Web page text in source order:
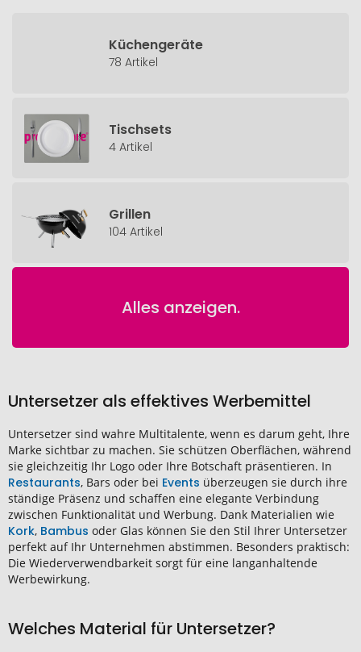
Küchengeräte
78 Artikel
Tischsets
4 Artikel
Grillen
104 Artikel
Alles anzeigen.
Untersetzer als effektives Werbemittel
Untersetzer sind wahre Multitalente, wenn es darum geht, Ihre
Marke sichtbar zu machen. Sie schützen Oberflächen, während
sie gleichzeitig Ihr Logo oder Ihre Botschaft präsentieren. In
Restaurants, Bars oder bei Events überzeugen sie durch ihre
ständige Präsenz und schaffen eine elegante Verbindung
zwischen Funktionalität und Werbung. Dank Materialien wie
Kork, Bambus oder Glas können Sie den Stil Ihrer Untersetzer
perfekt auf Ihr Unternehmen abstimmen. Besonders praktisch:
Die Wiederverwendbarkeit sorgt für eine langanhaltende
Werbewirkung.
Welches Material für Untersetzer?